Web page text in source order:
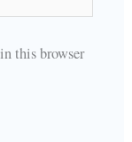
this browser